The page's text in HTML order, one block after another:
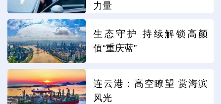
力量
生态守护 持续解锁高颜
值“重庆蓝”
连云港：高空瞭望 赏海滨
风光